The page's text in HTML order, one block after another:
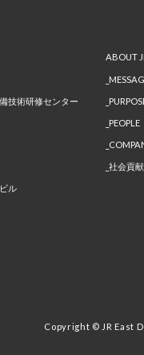
技術研修センター
ル
ABOUT
PEOPLE
社会貢
Copyright © JR East